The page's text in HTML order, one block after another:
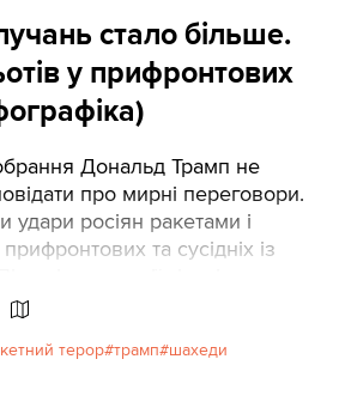
стало більше.
у прифронтових
Дональд Трамп не
про мирні переговори.
удари росіян ракетами і
та сусідніх із
зменшилася, а, навпаки,
терор трамп шахеди